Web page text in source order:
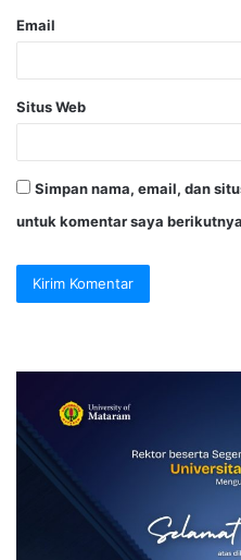
Email
Situs Web
Simpan nama, email, dan
untuk komentar saya